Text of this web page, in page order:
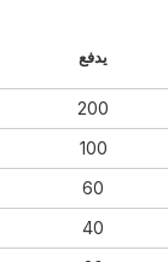
يدفع
200
100
60
40